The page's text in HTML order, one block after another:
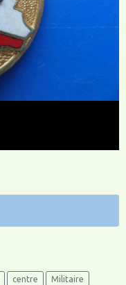
centre Militaire